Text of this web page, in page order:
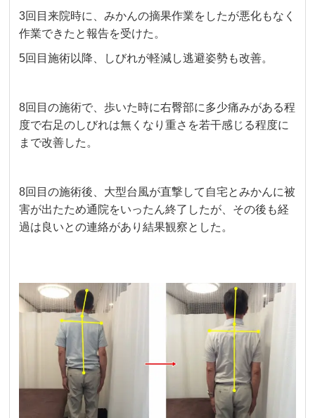
3回目来院時に、みかんの摘果作業をしたが悪化もなく
作業できたと報告を受けた。
5回目施術以降、しびれが軽減し逃避姿勢も改善。
8回目の施術で、歩いた時に右臀部に多少痛みがある程
度で右足のしびれは無くなり重さを若干感じる程度に
まで改善した。
8回目の施術後、大型台風が直撃して自宅とみかんに被
害が出たため通院をいったん終了したが、その後も経
過は良いとの連絡があり結果観察とした。